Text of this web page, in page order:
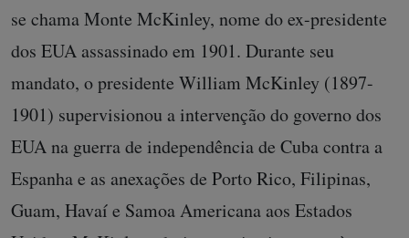
se chama Monte McKinley, nome do ex-presidente
dos EUA assassinado em 1901. Durante seu
mandato, o presidente William McKinley (1897-
1901) supervisionou a intervenção do governo dos
EUA na guerra de independência de Cuba contra a
Espanha e as anexações de Porto Rico, Filipinas,
Guam, Havaí e Samoa Americana aos Estados